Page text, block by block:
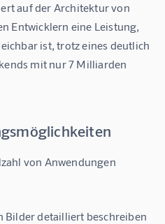
auf der Architektur von
Entwicklern eine Leistung,
ist, trotz eines deutlich
mit nur 7 Milliarden
von Anwendungen
Bilder detailliert beschreiben